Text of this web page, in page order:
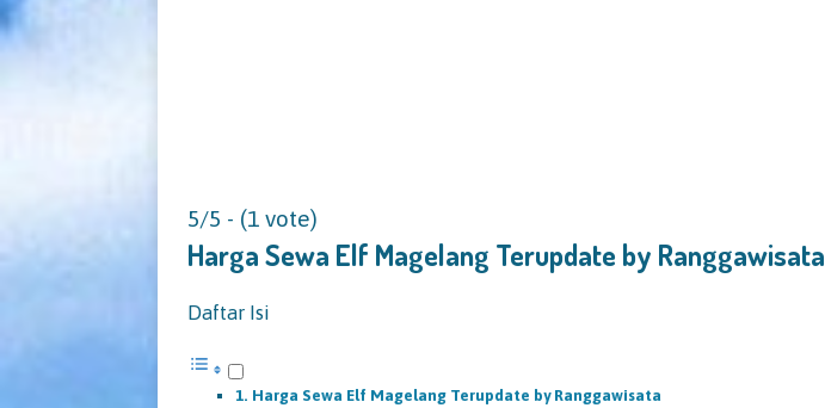
5/5 - (1 vote)
Harga Sewa Elf Magelang Terupdate by Ranggawisata
Daftar Isi
Harga Sewa Elf Magelang Terupdate by Ranggawisata